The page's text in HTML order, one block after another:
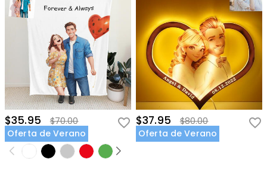
$35.95
$70.00
Oferta de Verano
$37.95
$80.00
Oferta de Verano